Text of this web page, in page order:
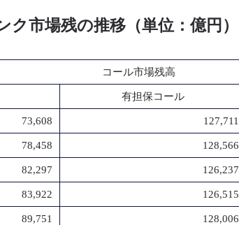
ク市場残の推移（単位：億円）
コール市場残高
有担保コール
73,608 127,711
78,458 128,566
82,297 126,237
83,922 126,515
89,751 128,006